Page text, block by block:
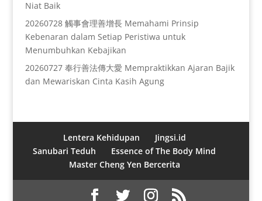
Niat Baik
20260728 觸事會理善增長 Memahami Prinsip
Kebenaran dalam Setiap Peristiwa untuk
Menumbuhkan Kebajikan
20260727 奉行善法傳大愛 Mempraktikkan Ajaran Bajik
dan Mewariskan Cinta Kasih Agung
Lentera Kehidupan
Jingsi.id
Sanubari Teduh
Essence of The Body Mind
Master Cheng Yen Bercerita